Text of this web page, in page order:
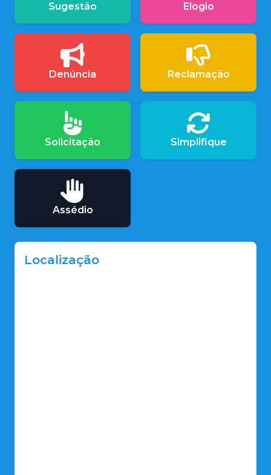
Sugestão Elogio
Denúncia Reclamação
Solicitação Simplifique
Assédio
Localização